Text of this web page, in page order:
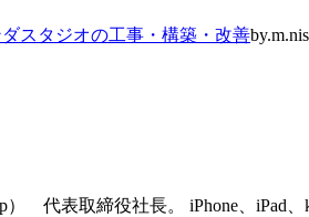
スタジオの工事・構築・改善
代表取締役社長。 iPhone、iPad